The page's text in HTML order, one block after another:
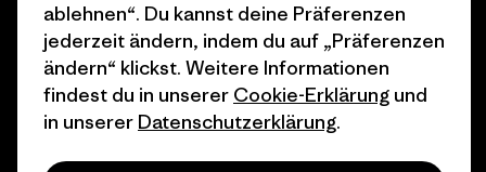
© 2026 Patagonia, Inc. All Rights Reserved.
ablehnen“. Du kannst deine Präferenzen
jederzeit ändern, indem du auf „Präferenzen
ändern“ klickst. Weitere Informationen
findest du in unserer Cookie-Erklärung und
in unserer Datenschutzerklärung.